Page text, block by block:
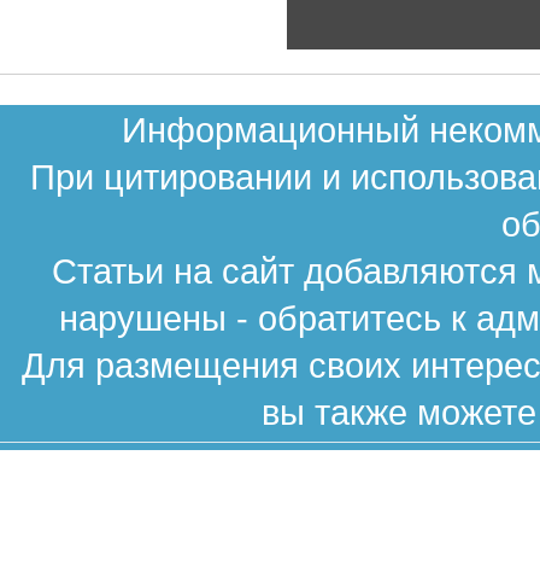
Информационный
При цитировании и
Статьи на сайт
нарушены - обратитесь к
Для размещения своих
вы также